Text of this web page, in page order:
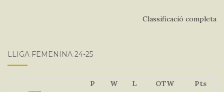
Classificació completa
LLIGA FEMENINA 24-25
P W L OTW
Pts